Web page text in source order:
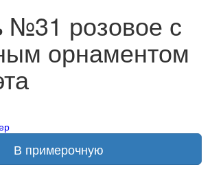
№31 розовое с
орнаментом
В примерочную